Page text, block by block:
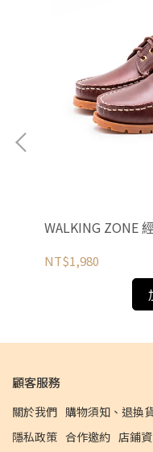
WALKING ZONE
NT$1,980
顧客服務
關於我們 購物須知、退換
隱私政策 合作邀約 店鋪